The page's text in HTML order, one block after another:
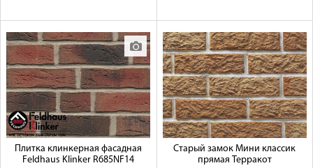
Плитка клинкерная фасадная
Feldhaus Klinker R685NF14
Старый замок Мини классик
прямая Терракот